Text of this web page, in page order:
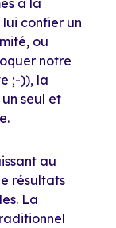
lui confier un
ou
notre
;-)), la
un seul et
au
résultats
La